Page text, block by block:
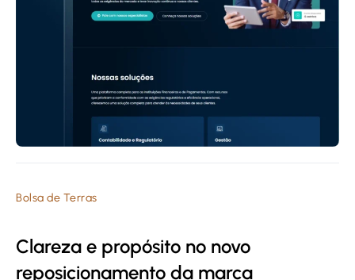
Bolsa de Terras
Clareza e propósito no novo
reposicionamento da marca